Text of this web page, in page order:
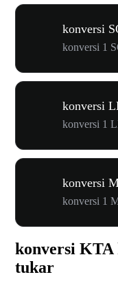
konversi
konversi 1
konversi
konversi 1
konversi
konversi 1
konversi KTA
tukar